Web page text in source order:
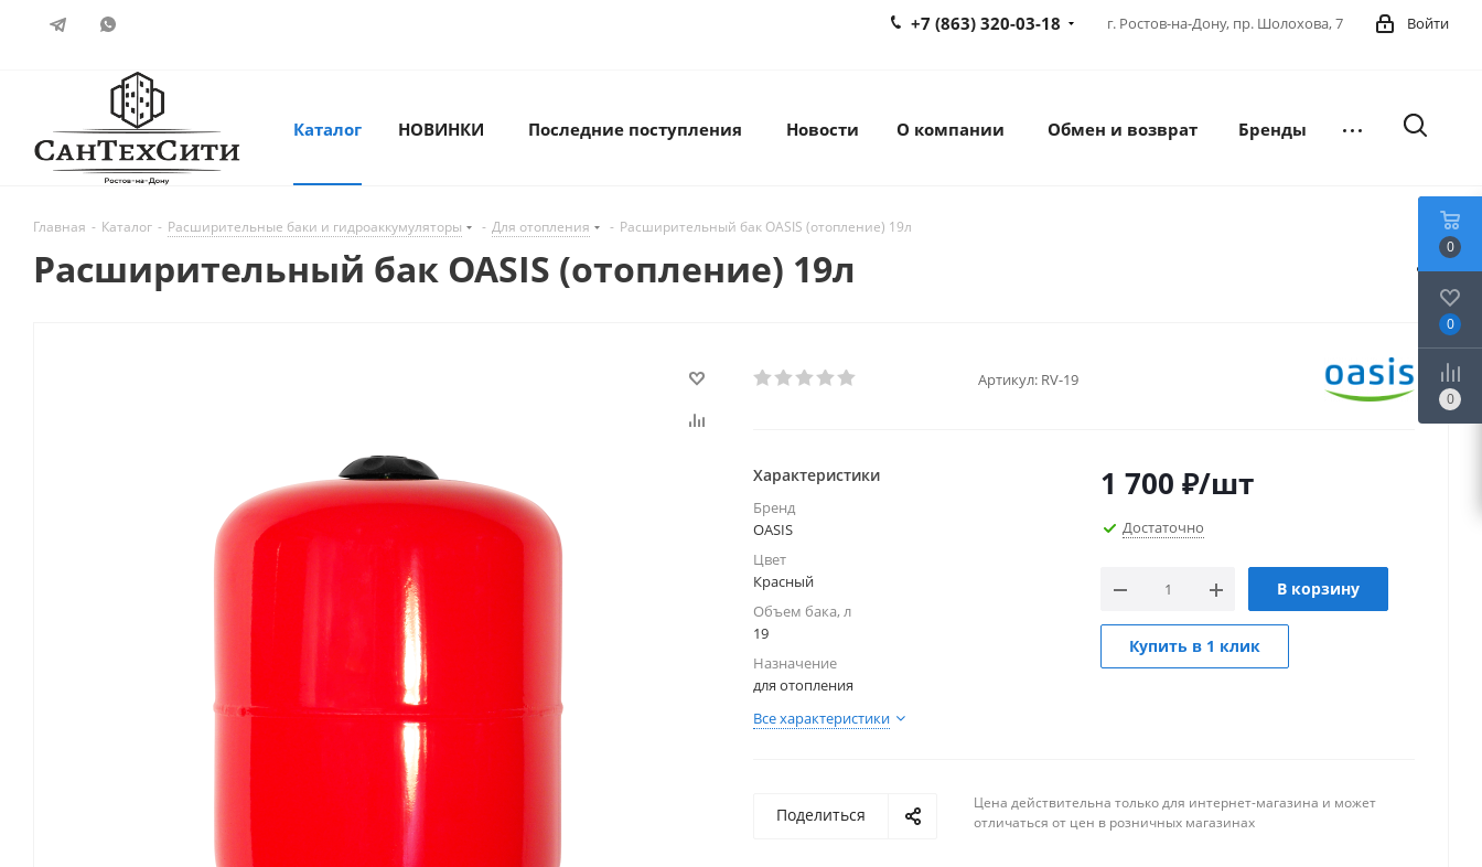
Войти
г. Ростов-на-Дону, пр. Шолохова, 7
+7 (863) 320-03-18
Каталог НОВИНКИ Последние поступления Новости О компании Обмен и возврат Бренды
Главная - Каталог - Расширительные баки и гидроаккумуляторы - Для отопления - Расширительный бак OASIS (отопление) 19л
Расширительный бак OASIS (отопление) 19л
Артикул: RV-19
Характеристики
Бренд
OASIS
Цвет
Красный
Объем бака, л
19
Назначение
для отопления
Все характеристики
1 700 ₽/шт
Достаточно
В корзину
Купить в 1 клик
Поделиться
Цена действительна только для интернет-магазина и может
отличаться от цен в розничных магазинах
0
0
0